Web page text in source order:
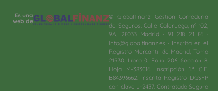
Es una
web de
© Globalfinanz Gestión Correduría
de Seguros. Calle Caleruega, nº 102,
9A, 28033 Madrid · 91 218 21 86 ·
info@globalfinanz.es · Inscrita en el
Registro Mercantil de Madrid, Tomo
21530, Libro 0, Folio 206, Sección 8,
Hoja M-383016. Inscripción 1.ª. CIF.
B84396662. Inscrita Registro DGSFP
con clave J-2437. Contratado Seguro